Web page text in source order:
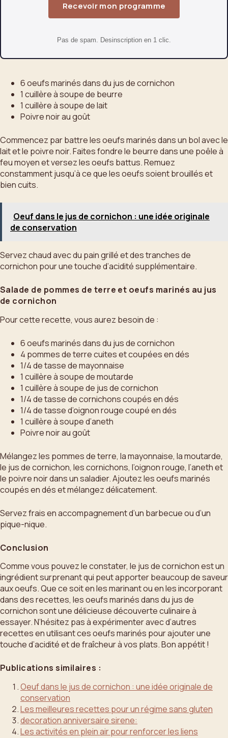
Recevoir mon programme
Pas de spam. Desinscription en 1 clic.
6 oeufs marinés dans du jus de cornichon
1 cuillère à soupe de beurre
1 cuillère à soupe de lait
Poivre noir au goût
Commencez par battre les oeufs marinés dans un bol avec le
lait et le poivre noir. Faites fondre le beurre dans une poêle à
feu moyen et versez les oeufs battus. Remuez
constamment jusqu’à ce que les oeufs soient brouillés et
bien cuits.
Oeuf dans le jus de cornichon : une idée originale
de conservation
Servez chaud avec du pain grillé et des tranches de
cornichon pour une touche d’acidité supplémentaire.
Salade de pommes de terre et oeufs marinés au jus
de cornichon
Pour cette recette, vous aurez besoin de :
6 oeufs marinés dans du jus de cornichon
4 pommes de terre cuites et coupées en dés
1/4 de tasse de mayonnaise
1 cuillère à soupe de moutarde
1 cuillère à soupe de jus de cornichon
1/4 de tasse de cornichons coupés en dés
1/4 de tasse d’oignon rouge coupé en dés
1 cuillère à soupe d’aneth
Poivre noir au goût
Mélangez les pommes de terre, la mayonnaise, la moutarde,
le jus de cornichon, les cornichons, l’oignon rouge, l’aneth et
le poivre noir dans un saladier. Ajoutez les oeufs marinés
coupés en dés et mélangez délicatement.
Servez frais en accompagnement d’un barbecue ou d’un
pique-nique.
Conclusion
Comme vous pouvez le constater, le jus de cornichon est un
ingrédient surprenant qui peut apporter beaucoup de saveur
aux oeufs. Que ce soit en les marinant ou en les incorporant
dans des recettes, les oeufs marinés dans du jus de
cornichon sont une délicieuse découverte culinaire à
essayer. N’hésitez pas à expérimenter avec d’autres
recettes en utilisant ces oeufs marinés pour ajouter une
touche d’acidité et de fraîcheur à vos plats. Bon appétit !
Publications similaires :
Oeuf dans le jus de cornichon : une idée originale de
conservation
Les meilleures recettes pour un régime sans gluten
decoration anniversaire sirene:
Les activités en plein air pour renforcer les liens